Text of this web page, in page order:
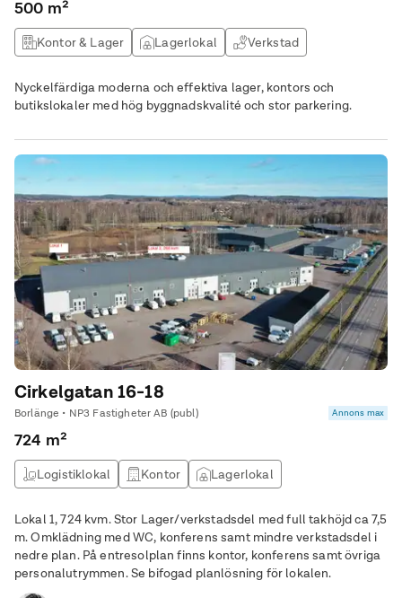
500 m²
Kontor & Lager Lagerlokal
Verkstad
Nyckelfärdiga moderna och effektiva lager, kontors och
butikslokaler med hög byggnadskvalité och stor parkering.
Cirkelgatan 16-18
Borlänge • NP3 Fastigheter AB (publ) Annons max
724 m²
Logistiklokal Kontor
Lagerlokal
Lokal 1, 724 kvm. Stor Lager/verkstadsdel med full takhöjd ca 7,5
m. Omklädning med WC, konferens samt mindre verkstadsdel i
nedre plan. På entresolplan finns kontor, konferens samt övriga
personalutrymmen. Se bifogad planlösning för lokalen.